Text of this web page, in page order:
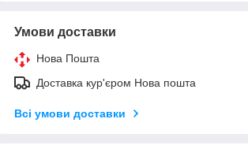
Умови доставки
Нова Пошта
Доставка кур'єром Нова пошта
Всі умови доставки